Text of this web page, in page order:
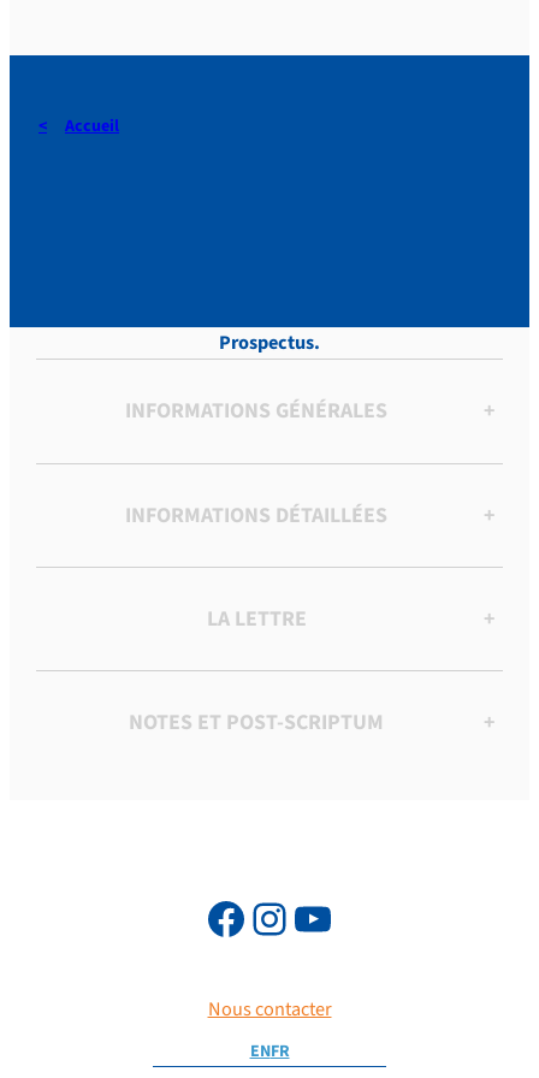
Accueil
Prospectus.
INFORMATIONS GÉNÉRALES +
INFORMATIONS DÉTAILLÉES +
LA LETTRE +
NOTES ET POST-SCRIPTUM +
Nous contacter
ENFR